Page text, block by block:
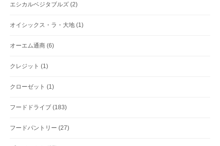
エシカルベジタブルズ (2)
オイシックス・ラ・大地 (1)
オーエム通商 (6)
クレジット (1)
クローゼット (1)
フードドライブ (183)
フードパントリー (27)